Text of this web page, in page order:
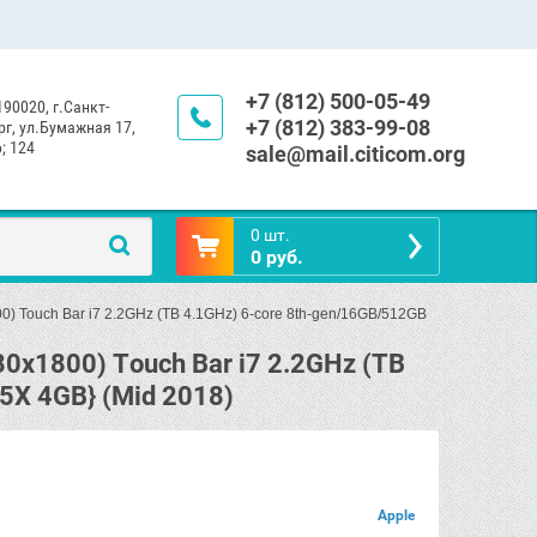
+7 (812) 500-05-49
+7 (812) 383-99-08
sale@mail.citicom.org
г.Санкт-
ул.Бумажная 17,
124
0 шт.
0 руб.
Touch Bar i7 2.2GHz (TB 4.1GHz) 6-core 8th-gen/16GB/512GB
Touch Bar i7 2.2GHz (TB
4GB} (Mid 2018)
Apple